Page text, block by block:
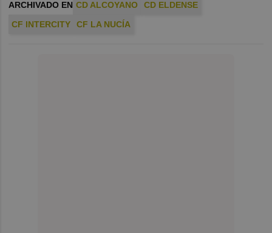
ARCHIVADO EN CD ALCOYANO
CD ELDENSE
CF INTERCITY
CF LA NUCÍA